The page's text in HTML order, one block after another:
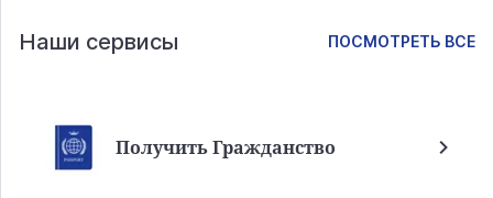
Наши сервисы ПОСМОТРЕТЬ ВСЕ
Получить Гражданство